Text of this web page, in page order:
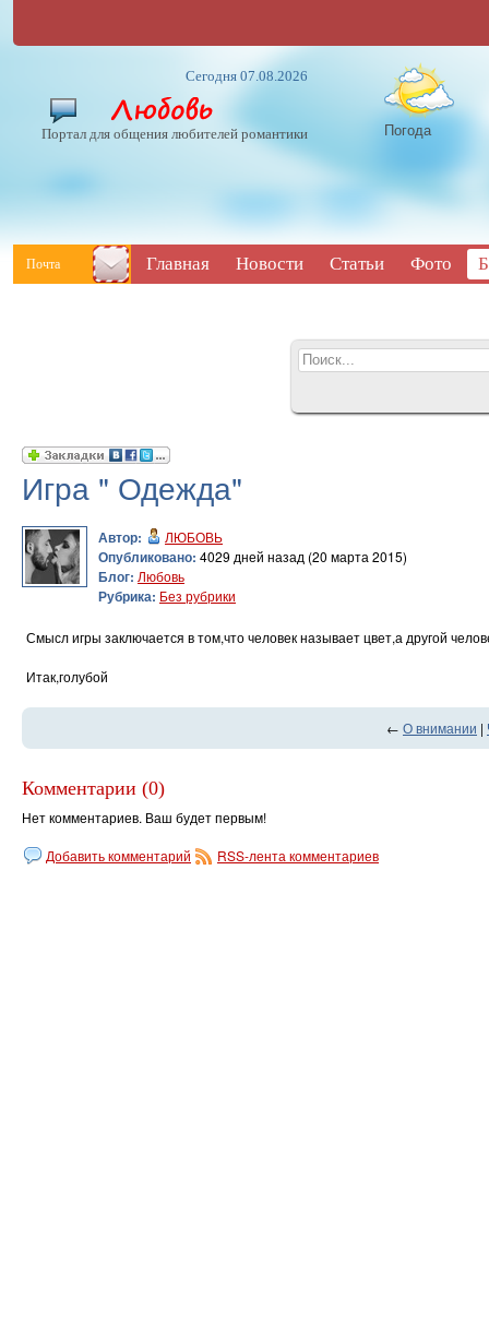
Сегодня 07.08.2026
Портал для общения любителей романтики Погода
Почта Главная Новости Статьи Фото
Игра " Одежда"
Автор: ЛЮБОВЬ
Опубликовано: 4029 дней назад (20 марта 2015)
Блог: Любовь
Рубрика: Без рубрики
Смысл игры заключается в том,что человек называет цвет,а другой
Итак,голубой
← О внимании |
Комментарии (0)
Нет комментариев. Ваш будет первым!
Добавить комментарий RSS-лента комментариев